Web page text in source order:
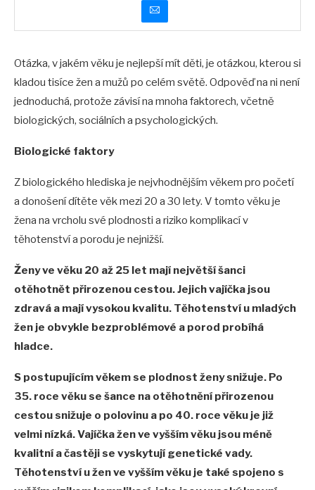
Otázka, v jakém věku je nejlepší mít děti, je otázkou, kterou si
kladou tisíce žen a mužů po celém světě. Odpověď na ni není
jednoduchá, protože závisí na mnoha faktorech, včetně
biologických, sociálních a psychologických.
Biologické faktory
Z biologického hlediska je nejvhodnějším věkem pro početí
a donošení dítěte věk mezi 20 a 30 lety. V tomto věku je
žena na vrcholu své plodnosti a riziko komplikací v
těhotenství a porodu je nejnižší.
Ženy ve věku 20 až 25 let mají největší šanci
otěhotnět přirozenou cestou. Jejich vajíčka jsou
zdravá a mají vysokou kvalitu. Těhotenství u mladých
žen je obvykle bezproblémové a porod probíhá
hladce.
S postupujícím věkem se plodnost ženy snižuje. Po
35. roce věku se šance na otěhotnění přirozenou
cestou snižuje o polovinu a po 40. roce věku je již
velmi nízká. Vajíčka žen ve vyšším věku jsou méně
kvalitní a častěji se vyskytují genetické vady.
Těhotenství u žen ve vyšším věku je také spojeno s